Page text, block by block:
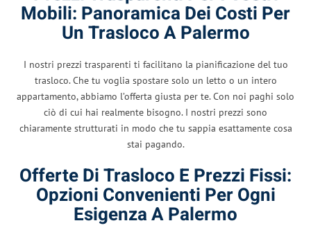
Mobili: Panoramica Dei Costi Per
Un Trasloco A Palermo
I nostri prezzi trasparenti ti facilitano la pianificazione del tuo
trasloco. Che tu voglia spostare solo un letto o un intero
appartamento, abbiamo l’offerta giusta per te. Con noi paghi solo
ciò di cui hai realmente bisogno. I nostri prezzi sono
chiaramente strutturati in modo che tu sappia esattamente cosa
stai pagando.
Offerte Di Trasloco E Prezzi Fissi:
Opzioni Convenienti Per Ogni
Esigenza A Palermo